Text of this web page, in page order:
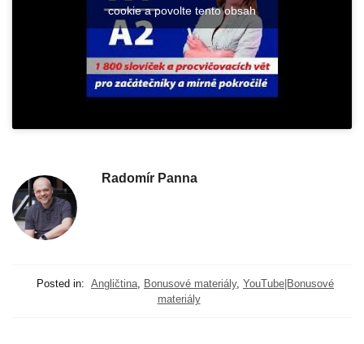
cookie a povolte tento obsah
Radomír Panna
Posted in: Angličtina, Bonusové materiály, YouTube|Bonusové
materiály